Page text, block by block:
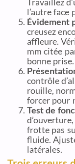
l’autre face
Évidement
creusez
affleure.
mm citée
bonne prise.
contrôle
rouille,
forcer pour
Test de
frotte pas
fluide.
latérales.